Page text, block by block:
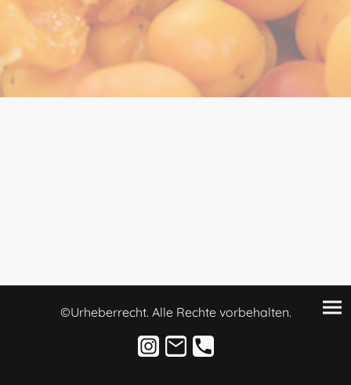
©Urheberrecht. Alle Rechte vorbehalten.